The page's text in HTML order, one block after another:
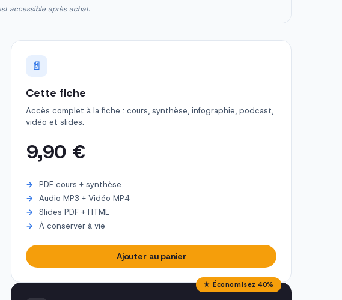
accessible après achat.
📄
Cette fiche
Accès complet à la fiche : cours, synthèse, infographie, podcast,
vidéo et slides.
9,90 €
PDF cours + synthèse
Audio MP3 + Vidéo MP4
Slides PDF + HTML
À conserver à vie
Ajouter au panier
★ Économisez 40%